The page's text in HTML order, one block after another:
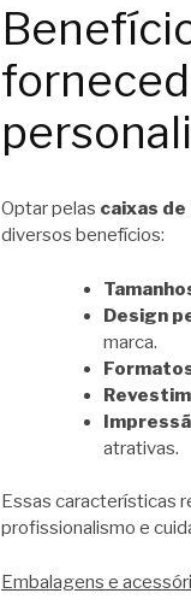
Optar pelas caixas
diversos benefícios:
Design
marca.
atrativas.
Essas características
profissionalismo e
Embalagens e